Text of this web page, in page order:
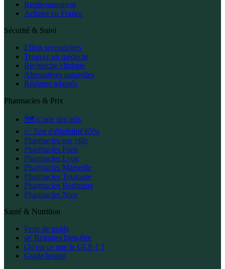
Remboursement
Acheter en France
Sécurité & Suivi
Effets secondaires
Trouver un médecin
Recherche clinique
Alternatives naturelles
Régimes adaptés
Pharmacies & Prix
🗺️ Carte des prix
✅ Test d'éligibilité 65%
Pharmacies par ville
Pharmacies Paris
Pharmacies Lyon
Pharmacies Marseille
Pharmacies Toulouse
Pharmacies Bordeaux
Pharmacies Nice
Santé & Nutrition
Perte de poids
🌿 Retraites bien-être
Qu'est-ce que le GLP-1 ?
Guide beauté